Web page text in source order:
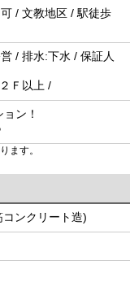
/ 文教地区 / 駅徒歩
/ 排水:下水 / 保証人
Ｆ以上 /
ン！
ます。
ンクリート造)